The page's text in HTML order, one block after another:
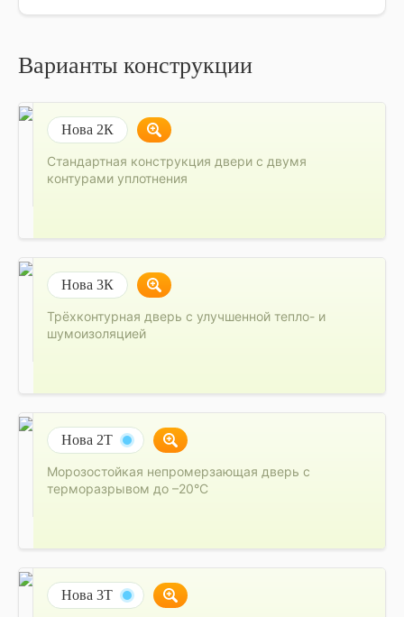
Варианты конструкции
Нова 2К
Стандартная конструкция двери с двумя
контурами уплотнения
Нова 3К
Трёхконтурная дверь с улучшенной тепло- и
шумоизоляцией
Нова 2Т
Морозостойкая непромерзающая дверь с
терморазрывом до –20°C
Нова 3Т